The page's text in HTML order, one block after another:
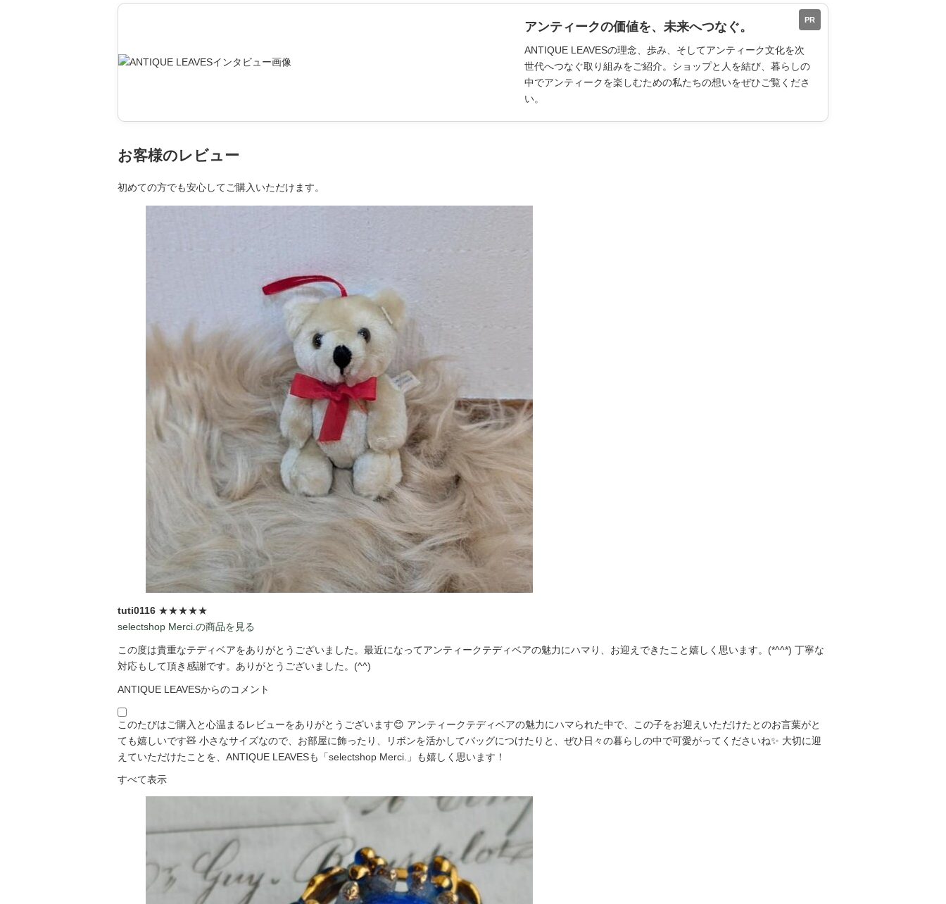
PR
アンティークの価値を、未来へつなぐ。
ANTIQUE LEAVESの理念、歩み、そしてアンティーク文化を次
世代へつなぐ取り組みをご紹介。ショップと人を結び、暮らしの
中でアンティークを楽しむための私たちの想いをぜひご覧くださ
い。
お客様のレビュー
初めての方でも安心してご購入いただけます。
tuti0116 ★★★★★
selectshop Merci.の商品を見る
この度は貴重なテディベアをありがとうございました。最近になってアンティークテディベアの魅力にハマり、お迎えできたこと嬉しく思います。(*^^*) 丁寧な
対応もして頂き感謝です。ありがとうございました。(^^)
ANTIQUE LEAVESからのコメント
このたびはご購入と心温まるレビューをありがとうございます😊 アンティークテディベアの魅力にハマられた中で、この子をお迎えいただけたとのお言葉がと
ても嬉しいです🧸 小さなサイズなので、お部屋に飾ったり、リボンを活かしてバッグにつけたりと、ぜひ日々の暮らしの中で可愛がってくださいね✨ 大切に迎
えていただけたことを、ANTIQUE LEAVESも「selectshop Merci.」も嬉しく思います！
すべて表示